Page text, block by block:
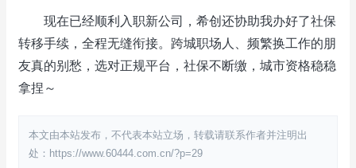
现在已经顺利入职新公司，希创还协助我办好了社保
转移手续，全程无缝衔接。跨城职场人、频繁换工作的朋
友真的别愁，选对正规平台，社保不断缴，城市资格稳稳
拿捏～
本文由本站发布，不代表本站立场，转载请联系作者并注明出
处：https://www.60444.com.cn/?p=29